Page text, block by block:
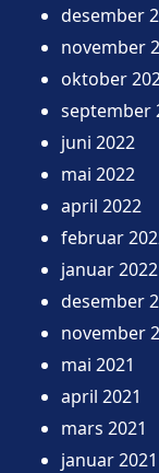
desember
november
oktober
september
juni 2022
mai 2022
april 2022
februar
januar 2022
desember
november
mai 2021
april 2021
mars 2021
januar 2021